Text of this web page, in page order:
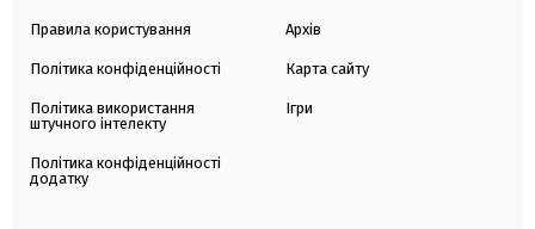
Правила користування
Політика конфіденційності
Політика використання
штучного інтелекту
Політика конфіденційності
додатку
Архів
Карта сайту
Ігри